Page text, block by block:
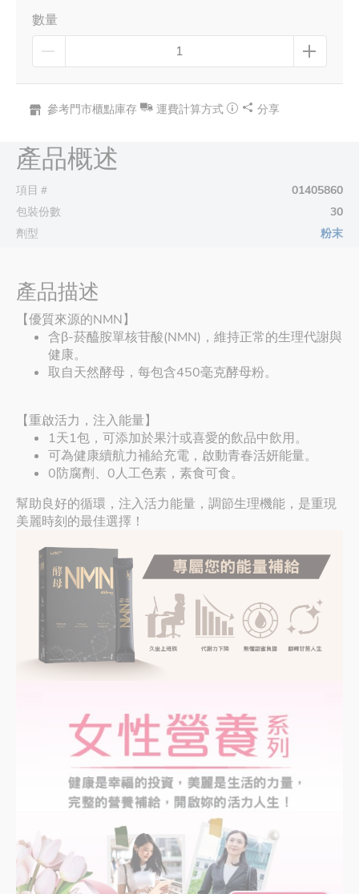
數量
參考門市櫃點庫存 運費計算方式 分享
產品概述
項目＃
01405860
包裝份數
30
劑型
粉末
產品描述
【優質來源的NMN】
含β-菸醯胺單核苷酸(NMN)，維持正常的生理代謝與
健康。
取自天然酵母，每包含450毫克酵母粉。
【重啟活力，注入能量】
1天1包，可添加於果汁或喜愛的飲品中飲用。
可為健康續航力補給充電，啟動青春活妍能量。
0防腐劑、0人工色素，素食可食。
幫助良好的循環，注入活力能量，調節生理機能，是重現
美麗時刻的最佳選擇！